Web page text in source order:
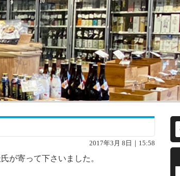
2017年3月 8日｜15:58
が寄って下さいました。